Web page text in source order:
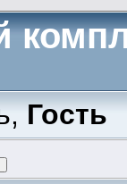
Гость